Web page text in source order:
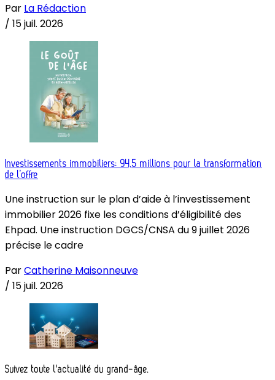
Par La Rédaction
/ 15 juil. 2026
Investissements immobiliers: 94,5 millions pour la transformation
de l’offre
Une instruction sur le plan d’aide à l’investissement
immobilier 2026 fixe les conditions d’éligibilité des
Ehpad. Une instruction DGCS/CNSA du 9 juillet 2026
précise le cadre
ParCatherine Maisonneuve
/ 15 juil. 2026
Suivez toute l'actualité du grand-âge.